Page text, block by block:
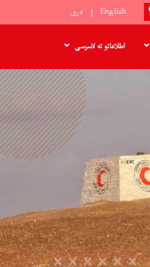
SEARCH
English دری
اطلاعاتو ته لاسرسی